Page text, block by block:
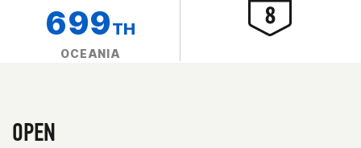
699TH
OCEANIA
OPEN